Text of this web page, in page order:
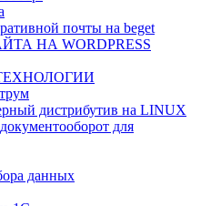
почты на beget
НА WORDPRESS
дистрибутив на LINUX
для
данных